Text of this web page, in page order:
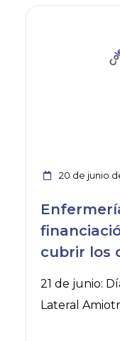
20 de junio
cubrir los
21 de junio:
Lateral